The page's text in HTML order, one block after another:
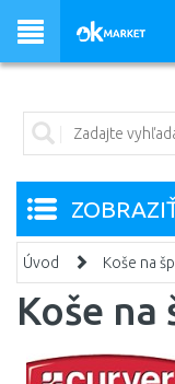
Úvod Koše na
Koše